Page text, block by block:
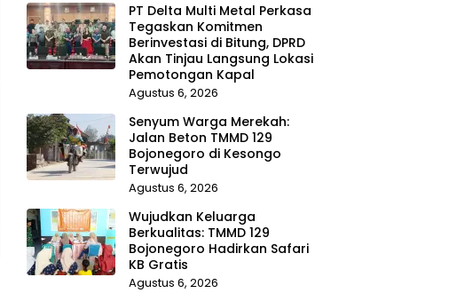
PT Delta Multi Metal Perkasa
Tegaskan Komitmen
Berinvestasi di Bitung, DPRD
Akan Tinjau Langsung Lokasi
Pemotongan Kapal
Agustus 6, 2026
Senyum Warga Merekah:
Jalan Beton TMMD 129
Bojonegoro di Kesongo
Terwujud
Agustus 6, 2026
Wujudkan Keluarga
Berkualitas: TMMD 129
Bojonegoro Hadirkan Safari
KB Gratis
Agustus 6, 2026